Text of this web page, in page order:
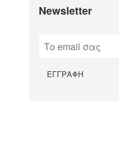
Newsletter